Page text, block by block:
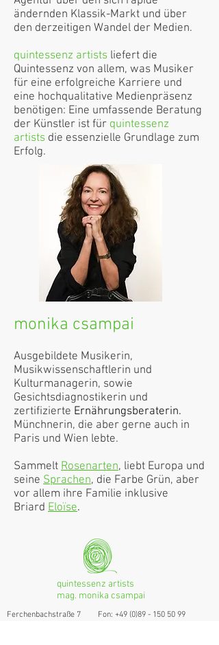
ändernden Klassik-Markt und über
den derzeitigen Wandel der Medien.
quintessenz artists liefert die
Quintessenz von allem, was Musiker
für eine erfolgreiche Karriere und
eine hochqualitative Medienpräsenz
benötigen: Eine umfassende Beratung
der Künstler ist für quintessenz
artists die essenzielle Grundlage zum
Erfolg.
monika csampai
Ausgebildete Musikerin,
Musikwissenschaftlerin und
Kulturmanagerin, sowie
Gesichtsdiagnostikerin und
zertifizierte Ernährungsberaterin.
Münchnerin, die aber gerne auch in
Paris und Wien lebte.
Sammelt Rosenarten, liebt Europa und
seine Sprachen, die Farbe Grün, aber
vor allem ihre Familie inklusive
Briard Eloïse.
quintessenz artists
mag. monika csampai
Ferchenbachstraße 7
Fon: +49 (0)89 - 150 50 99